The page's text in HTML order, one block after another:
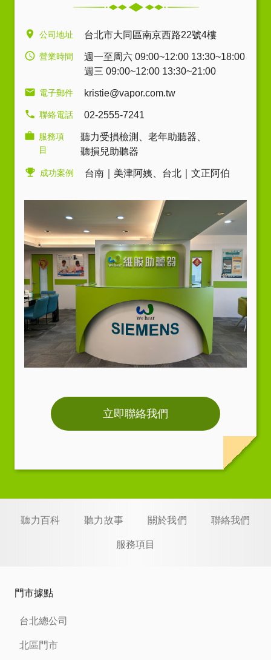
公司地址 台北市大同區南京西路22號4樓
營業時間
週一至周六 09:00~12:00 13:30~18:00
週三 09:00~12:00 13:30~21:00
電子郵件 kristie@vapor.com.tw
聯絡電話 02-2555-7241
服務項
目
聽力受損檢測 老年助聽器
聽損兒助聽器
成功案例 台南｜美津阿姨 台北｜文正阿伯
立即聯絡我們
聽力百科 聽力故事 關於我們 聯絡我們
服務項目
門市據點
台北總公司
北區門市